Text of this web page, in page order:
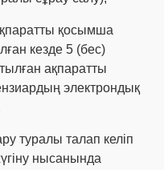
қосымша
кезде 5 (бес)
ақпаратты
электрондық
туралы талап келіп
нысанында